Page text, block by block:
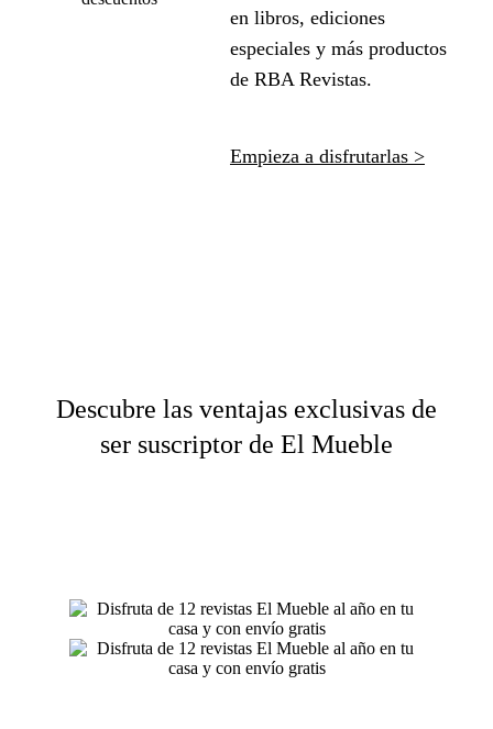
en libros, ediciones
especiales y más productos
de RBA Revistas.
Empieza a disfrutarlas >
Descubre las ventajas exclusivas de
ser suscriptor de El Mueble